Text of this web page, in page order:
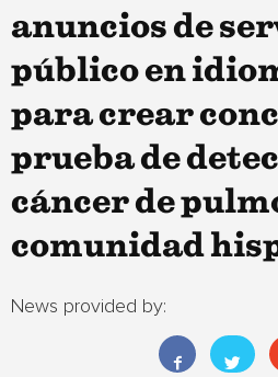
anuncios de
público en
para crear
prueba de
cáncer de
comunidad
News provided by: